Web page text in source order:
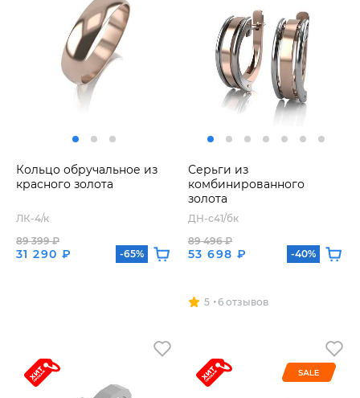
Кольцо обручальное из
красного золота
ЛК-4/к
31 290 ₽
89 399 ₽
-65%
Серьги из
комбинированного
золота
ДН-с41/бк
53 698 ₽
89 496 ₽
-40%
5 6 отзывов